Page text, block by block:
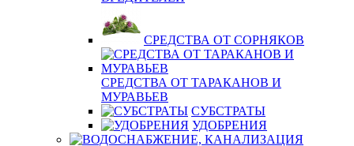
СРЕДСТВА ОТ СОРНЯКОВ
СРЕДСТВА ОТ ТАРАКАНОВ И
МУРАВЬЕВ
СУБСТРАТЫ
УДОБРЕНИЯ